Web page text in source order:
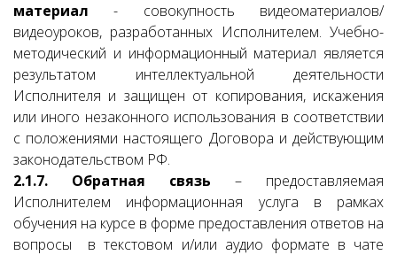
материал - совокупность видеоматериалов/
видеоуроков, разработанных Исполнителем. Учебно-
методический и информационный материал является
результатом интеллектуальной деятельности
Исполнителя и защищен от копирования, искажения
или иного незаконного использования в соответствии
с положениями настоящего Договора и действующим
законодательством РФ.
2.1.7. Обратная связь – предоставляемая
Исполнителем информационная услуга в рамках
обучения на курсе в форме предоставления ответов на
вопросы в текстовом и/или аудио формате в чате